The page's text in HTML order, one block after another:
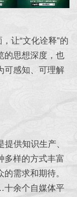
让“文化诠释”的
的思想深度，也
可感知、可理解
供知识生产、
多样的方式丰富
需求和期待。
余个自媒体平